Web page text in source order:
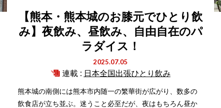
【熊本・熊本城のお膝元でひとり飲
み】夜飲み、昼飲み、自由自在のパ
ラダイス！
2025.07.05
連載 : 日本全国出張ひとり飲み
熊本城の南側には熊本市内随一の繁華街が広がり、数多の
飲食店が立ち並ぶ。迷うこと必至だが、夜はもちろん昼か